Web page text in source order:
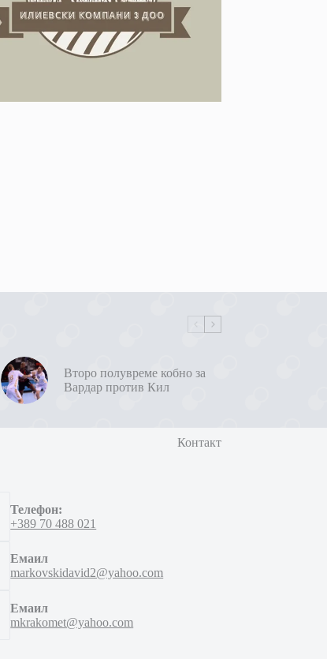
Второ полувреме кобно за
Вардар против Кил
Контакт
Телефон:
+389 70 488 021
Емаил
markovskidavid2@yahoo.com
Емаил
mkrakomet@yahoo.com